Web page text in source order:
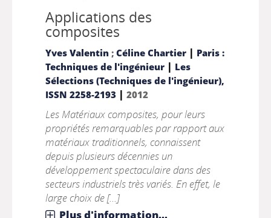
Applications des
composites
Yves Valentin ; Céline Chartier | Paris :
Techniques de l'ingénieur| Les
Sélections (Techniques de l'ingénieur),
ISSN 2258-2193| 2012
Les Matériaux composites, pour leurs
propriétés remarquables par rapport aux
matériaux traditionnels, connaissent
depuis plusieurs décennies un
développement spectaculaire dans des
secteurs industriels très variés. En effet, le
large choix de [...]
Plus d'information...